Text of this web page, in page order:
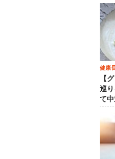
健康
【
巡
て